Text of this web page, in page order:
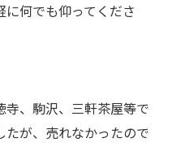
何でも仰ってくださ
、駒沢、三軒茶屋等で
が、売れなかったので